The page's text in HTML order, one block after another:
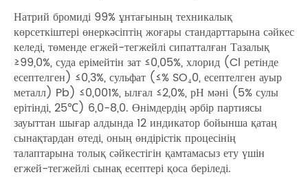
Натрий бромиді 99% ұнтағының техникалық
көрсеткіштері өнеркәсіптің жоғары стандарттарына сәйкес
келеді, төменде егжей-тегжейлі сипатталған Тазалық
≥99,0%, суда ерімейтін зат ≤0,05%, хлорид (Cl ретінде
есептелген) ≤0,3%, сульфат (≤% SO₄0, есептелген ауыр
металл) Pb) ≤0,001%, ылғал ≤2,0%, рН мәні (5% сулы
ерітінді, 25℃) 6,0-8,0. Өнімдердің әрбір партиясы
зауыттан шығар алдында 12 индикатор бойынша қатаң
сынақтардан өтеді, оның өндірістік процесінің
талаптарына толық сәйкестігін қамтамасыз ету үшін
егжей-тегжейлі сынақ есептері қоса беріледі.